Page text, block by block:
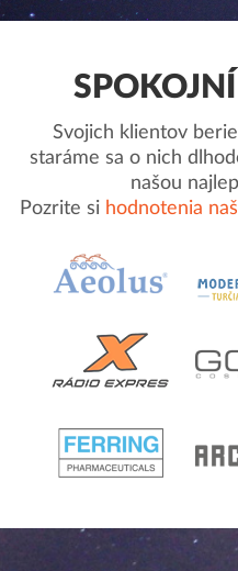
Svojich klientov
staráme sa o nich
našou
Pozrite si hodnotenia